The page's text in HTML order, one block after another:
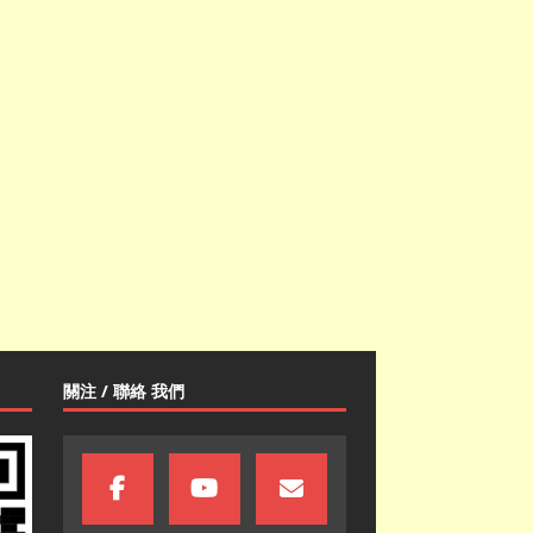
關注 / 聯絡 我們